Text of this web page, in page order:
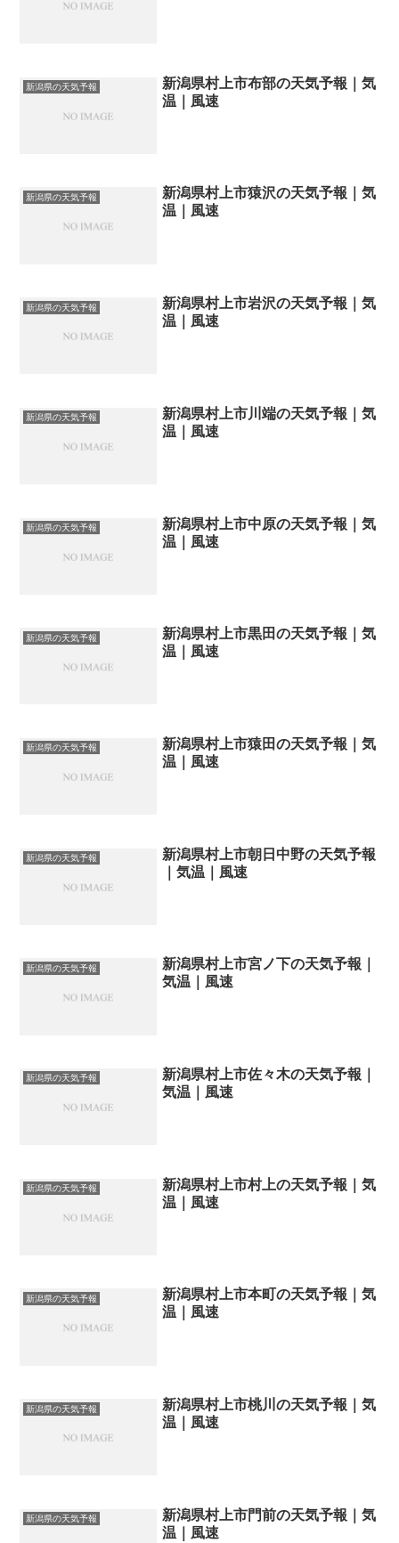
新潟県の天気予報
新潟県村上市布部の天気予報｜気
温｜風速
新潟県の天気予報
新潟県村上市猿沢の天気予報｜気
温｜風速
新潟県の天気予報
新潟県村上市岩沢の天気予報｜気
温｜風速
新潟県の天気予報
新潟県村上市川端の天気予報｜気
温｜風速
新潟県の天気予報
新潟県村上市中原の天気予報｜気
温｜風速
新潟県の天気予報
新潟県村上市黒田の天気予報｜気
温｜風速
新潟県の天気予報
新潟県村上市猿田の天気予報｜気
温｜風速
新潟県の天気予報
新潟県村上市朝日中野の天気予報
｜気温｜風速
新潟県の天気予報
新潟県村上市宮ノ下の天気予報｜
気温｜風速
新潟県の天気予報
新潟県村上市佐々木の天気予報｜
気温｜風速
新潟県の天気予報
新潟県村上市村上の天気予報｜気
温｜風速
新潟県の天気予報
新潟県村上市本町の天気予報｜気
温｜風速
新潟県の天気予報
新潟県村上市桃川の天気予報｜気
温｜風速
新潟県の天気予報
新潟県村上市門前の天気予報｜気
温｜風速